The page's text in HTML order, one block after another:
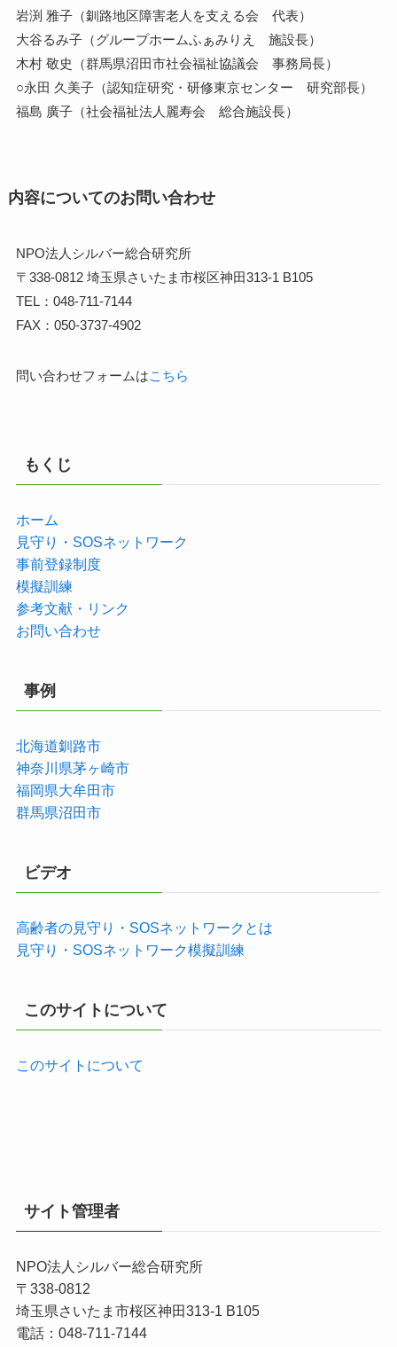
岩渕 雅子（釧路地区障害老人を支える会 代表）
大谷るみ子（グループホームふぁみりえ 施設長）
木村 敬史（群馬県沼田市社会福祉協議会 事務局長）
○永田 久美子（認知症研究・研修東京センター 研究部長）
福島 廣子（社会福祉法人麗寿会 総合施設長）
内容についてのお問い合わせ
NPO法人シルバー総合研究所
〒338-0812 埼玉県さいたま市桜区神田313-1 B105
TEL：048-711-7144
FAX：050-3737-4902
問い合わせフォームはこちら
もくじ
ホーム
見守り・SOSネットワーク
事前登録制度
模擬訓練
参考文献・リンク
お問い合わせ
事例
北海道釧路市
神奈川県茅ヶ崎市
福岡県大牟田市
群馬県沼田市
ビデオ
高齢者の見守り・SOSネットワークとは
見守り・SOSネットワーク模擬訓練
このサイトについて
このサイトについて
サイト管理者
NPO法人シルバー総合研究所
〒338-0812
埼玉県さいたま市桜区神田313-1 B105
電話：048-711-7144